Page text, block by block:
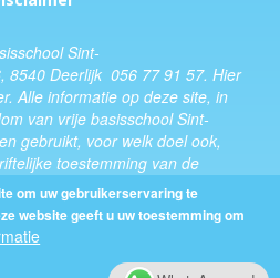
Sint-
8540 Deerlijk 056 77 91 57. Hier
. Alle informatie op deze site, in
van vrije basisschool Sint-
gebruikt, voor welk doel ook,
toestemming van de
Kevin Van Eenoo
om uw gebruikerservaring te
website geeft u uw toestemming om